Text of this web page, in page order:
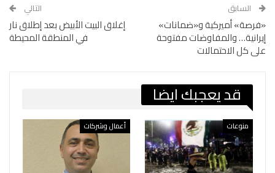
السابق
«فرصة» أميركية و«ضمانات»
إيرانية… والمفاوضات مفتوحة
على كل الاحتمالات
التالي
إغلاق البيت الأبيض بعد إطلاق نار
في المنطقة المحيطة
قد يعجبك ايضا
منوعات أعمال وشركات